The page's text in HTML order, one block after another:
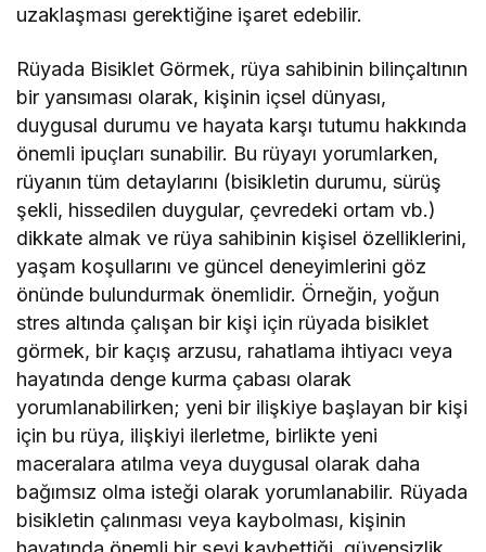
uzaklaşması gerektiğine işaret edebilir.
Rüyada Bisiklet Görmek, rüya sahibinin bilinçaltının
bir yansıması olarak, kişinin içsel dünyası,
duygusal durumu ve hayata karşı tutumu hakkında
önemli ipuçları sunabilir. Bu rüyayı yorumlarken,
rüyanın tüm detaylarını (bisikletin durumu, sürüş
şekli, hissedilen duygular, çevredeki ortam vb.)
dikkate almak ve rüya sahibinin kişisel özelliklerini,
yaşam koşullarını ve güncel deneyimlerini göz
önünde bulundurmak önemlidir. Örneğin, yoğun
stres altında çalışan bir kişi için rüyada bisiklet
görmek, bir kaçış arzusu, rahatlama ihtiyacı veya
hayatında denge kurma çabası olarak
yorumlanabilirken; yeni bir ilişkiye başlayan bir kişi
için bu rüya, ilişkiyi ilerletme, birlikte yeni
maceralara atılma veya duygusal olarak daha
bağımsız olma isteği olarak yorumlanabilir. Rüyada
bisikletin çalınması veya kaybolması, kişinin